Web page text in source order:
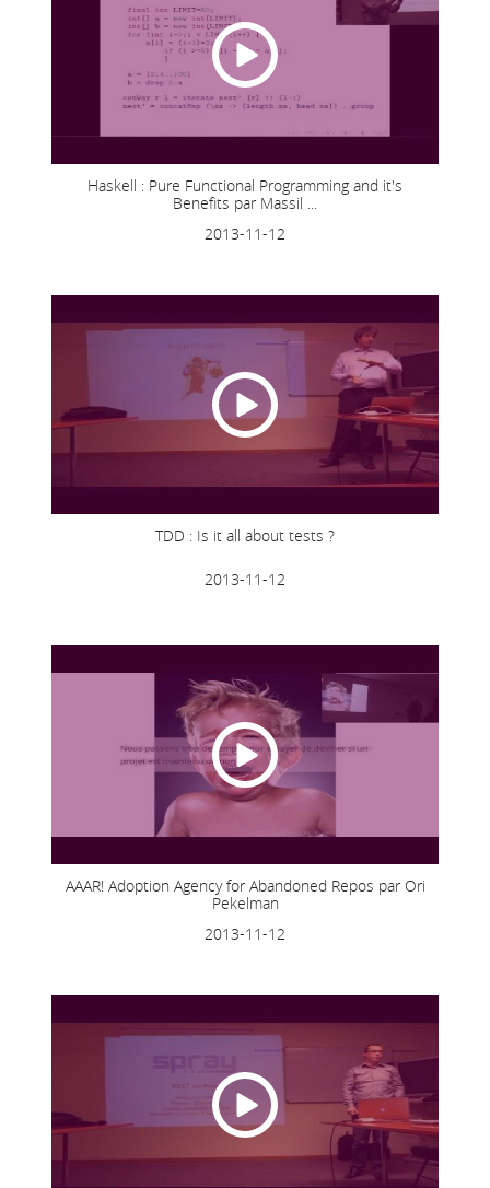
Haskell : Pure Functional Programming and it's
Benefits par Massil ...
2013-11-12
TDD : Is it all about tests ?
2013-11-12
AAAR! Adoption Agency for Abandoned Repos par Ori
Pekelman
2013-11-12